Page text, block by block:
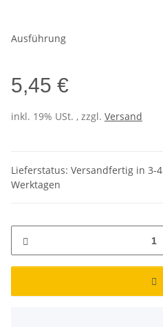
Ausführung
5,45 €
inkl. 19% USt. , zzgl. Versand
Lieferstatus: Versandfertig in 3-4
Werktagen